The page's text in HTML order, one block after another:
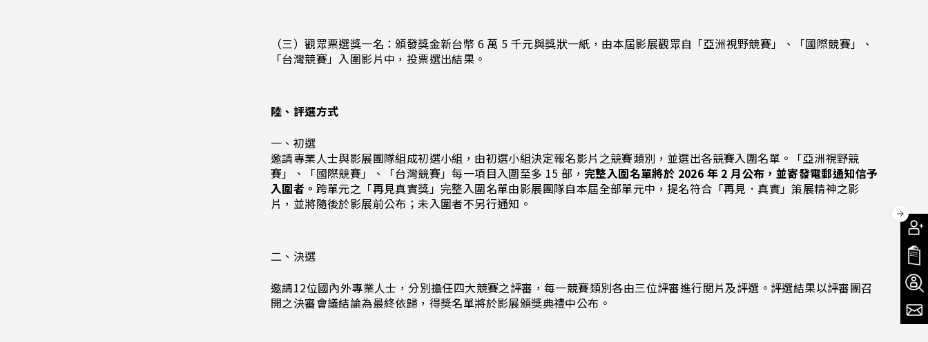
（三）觀眾票選獎一名：頒發獎金新台幣 6 萬 5 千元與獎狀一紙，由本屆影展觀眾自「亞洲視野競賽」、「國際競賽」、
「台灣競賽」入圍影片中，投票選出結果。
陸、評選方式
一、初選
邀請專業人士與影展團隊組成初選小組，由初選小組決定報名影片之競賽類別，並選出各競賽入圍名單。「亞洲視野競
賽」、「國際競賽」、「台灣競賽」每一項目入圍至多 15 部， 完整入圍名單將於 2026 年 2 月公布，並寄發電郵通知信予
入圍者。 跨單元之「再見真實獎」完整入圍名單由影展團隊自本屆全部單元中，提名符合「再見．真實」策展精神之影
片，並將隨後於影展前公布；未入圍者不另行通知。
二、決選
邀請12位國內外專業人士，分別擔任四大競賽之評審，每一競賽類別各由三位評審進行閱片及評選。評選結果以評審團召
開之決審會議結論為最終依歸，得獎名單將於影展頒獎典禮中公布。